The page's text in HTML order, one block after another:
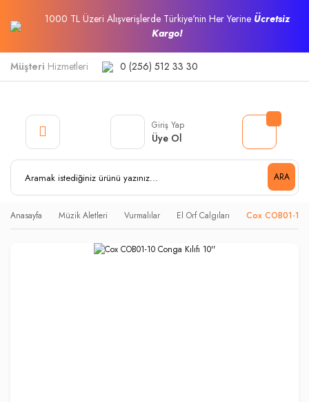
1000 TL Üzeri Alışverişlerde Türkiye'nin Her Yerine Ücretsiz
Kargo!
Müşteri Hizmetleri 0 (256) 512 33 30
ARA
Giriş Yap
Üye Ol
Anasayfa Müzik Aletleri Vurmalılar El Orf Calgıları Cox COB01-10